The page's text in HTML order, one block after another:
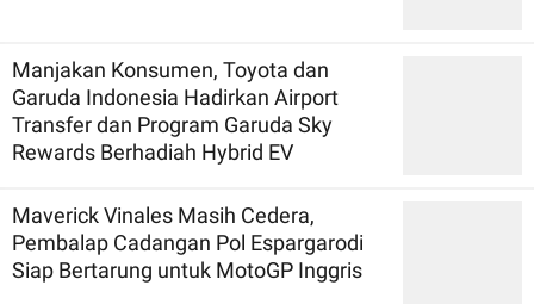
Manjakan Konsumen, Toyota dan
Garuda Indonesia Hadirkan Airport
Transfer dan Program Garuda Sky
Rewards Berhadiah Hybrid EV
Maverick Vinales Masih Cedera,
Pembalap Cadangan Pol Espargarodi
Siap Bertarung untuk MotoGP Inggris